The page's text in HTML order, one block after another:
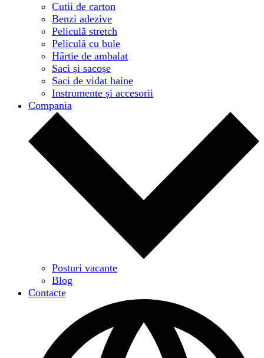
Cutii de carton
Benzi adezive
Peliculă stretch
Peliculă cu bule
Hârtie de ambalat
Saci și sacoșe
Saci de vidat haine
Instrumente și accesorii
Compania
Posturi vacante
Blog
Contacte